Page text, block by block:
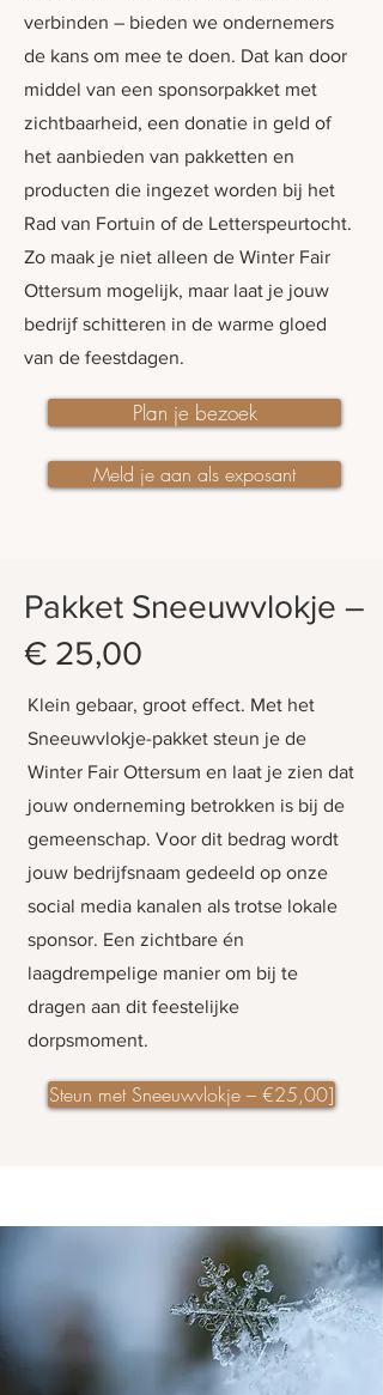
verbinden – bieden we ondernemers
de kans om mee te doen. Dat kan door
middel van een sponsorpakket met
zichtbaarheid, een donatie in geld of
het aanbieden van pakketten en
producten die ingezet worden bij het
Rad van Fortuin of de Letterspeurtocht.
Zo maak je niet alleen de Winter Fair
Ottersum mogelijk, maar laat je jouw
bedrijf schitteren in de warme gloed
van de feestdagen.
Plan je bezoek
Meld je aan als exposant
Pakket Sneeuwvlokje –
€ 25,00
Klein gebaar, groot effect. Met het
Sneeuwvlokje-pakket steun je de
Winter Fair Ottersum en laat je zien dat
jouw onderneming betrokken is bij de
gemeenschap. Voor dit bedrag wordt
jouw bedrijfsnaam gedeeld op onze
social media kanalen als trotse lokale
sponsor. Een zichtbare én
laagdrempelige manier om bij te
dragen aan dit feestelijke
dorpsmoment.
Steun met Sneeuwvlokje – €25,00]